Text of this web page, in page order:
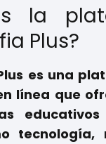
la
Plus?
es una
línea que
tecnología,